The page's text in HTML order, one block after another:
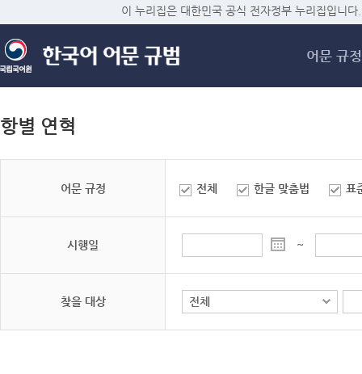
메
이 누리집은 대한민국 공식 전자정부 누리집입니다.
어문 규정
항별 연혁
어문 규정 전체 한글 맞춤법 표
시행일 ~
찾을 대상